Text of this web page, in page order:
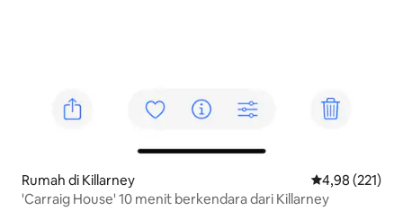
Rumah di Killarney Nilai rata-rata
4,98 (221)
'Carraig House' 10 menit berkendara dari Killarney